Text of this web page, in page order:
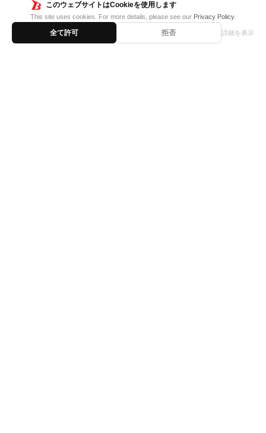
このウェブサイトはCookieを使用します
This site uses cookies. For more details, please see our Privacy Policy.
全て許可 拒否 詳細を表示